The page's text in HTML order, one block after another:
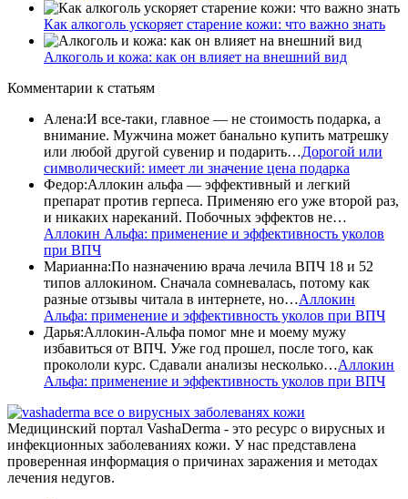
Как алкоголь ускоряет старение кожи: что важно знать
Алкоголь и кожа: как он влияет на внешний вид
Комментарии к статьям
Алена:И все-таки, главное — не стоимость подарка, а
внимание. Мужчина может банально купить матрешку
или любой другой сувенир и подарить…Дорогой или
символический: имеет ли значение цена подарка
Федор:Аллокин альфа — эффективный и легкий
препарат против герпеса. Применяю его уже второй раз,
и никаких нареканий. Побочных эффектов не…
Аллокин Альфа: применение и эффективность уколов
при ВПЧ
Марианна:По назначению врача лечила ВПЧ 18 и 52
типов аллокином. Сначала сомневалась, потому как
разные отзывы читала в интернете, но…Аллокин
Альфа: применение и эффективность уколов при ВПЧ
Дарья:Аллокин-Альфа помог мне и моему мужу
избавиться от ВПЧ. Уже год прошел, после того, как
прокололи курс. Сдавали анализы несколько…Аллокин
Альфа: применение и эффективность уколов при ВПЧ
все о вирусных заболеванях кожи
Медицинский портал VashaDerma - это ресурс о вирусных и
инфекционных заболеваниях кожи. У нас представлена
проверенная информация о причинах заражения и методах
лечения недугов.